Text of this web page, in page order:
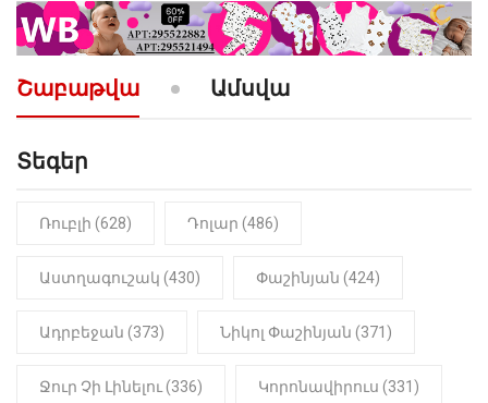
ՔԱՂԱՔԱԿԱՆ 10:52
«Լեզվիդ տալու փոխարեն
արտաբերիր այս երկու
նախադասությունը»․ Իշխան
Նիկոլ Փաշինյան
ԻՐԱԴԱՐՁԱՅԻՆ 22:01
մանկապղծության համար
մարմինը
Շաբաթվա Ամսվա
Տեգեր
Ռուբլի (628) Դոլար (486)
Աստղագուշակ (430) Փաշինյան (424)
Ադրբեջան (373) Նիկոլ Փաշինյան (371)
Ջուր Չի Լինելու (336) Կորոնավիրուս (331)